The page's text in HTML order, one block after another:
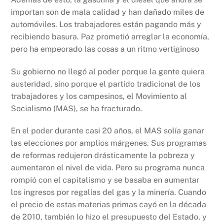
importan son de mala calidad y han dañado miles de
automóviles. Los trabajadores están pagando más y
recibiendo basura. Paz prometió arreglar la economía,
pero ha empeorado las cosas a un ritmo vertiginoso
Su gobierno no llegó al poder porque la gente quiera
austeridad, sino porque el partido tradicional de los
trabajadores y los campesinos, el Movimiento al
Socialismo (MAS), se ha fracturado.
En el poder durante casi 20 años, el MAS solía ganar
las elecciones por amplios márgenes. Sus programas
de reformas redujeron drásticamente la pobreza y
aumentaron el nivel de vida. Pero su programa nunca
rompió con el capitalismo y se basaba en aumentar
los ingresos por regalías del gas y la minería. Cuando
el precio de estas materias primas cayó en la década
de 2010, también lo hizo el presupuesto del Estado, y